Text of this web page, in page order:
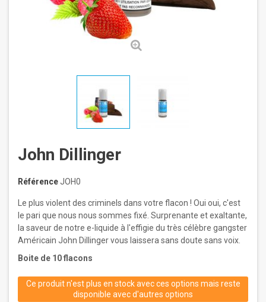
John Dillinger
RéférenceJOH0
Le plus violent des criminels dans votre flacon ! Oui oui, c'est
le pari que nous nous sommes fixé. Surprenante et exaltante,
la saveur de notre e-liquide à l'effigie du très célèbre gangster
Américain John Dillinger vous laissera sans doute sans voix.
Boite de 10 flacons
Ce produit n'est plus en stock avec ces options mais reste
disponible avec d'autres options